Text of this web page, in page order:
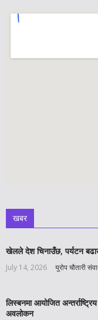
खबर
खेलले देश चिनाउँछ, पर्यटन
July 14, 2026 युरोप चौतारी
लिस्बनमा आयोजित
अवलोकन